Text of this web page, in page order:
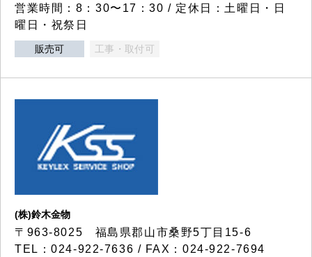
営業時間：8：30〜17：30 / 定休日：土曜日・日
曜日・祝祭日
販売可 工事・取付可
(株)鈴木金物
〒963-8025 福島県郡山市桑野5丁目15-6
TEL：024-922-7636 / FAX：024-922-7694